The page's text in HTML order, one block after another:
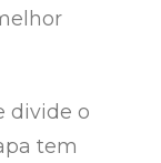
divide o
tem